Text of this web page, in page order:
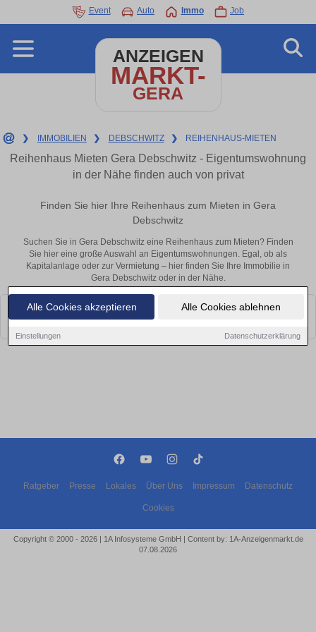
Alle Cookies akzeptieren Alle Cookies ablehnen
Einstellungen Datenschutzerklärung
Event Auto Immo Job
ANZEIGEN
MARKT-
GERA
❯ IMMOBILIEN ❯ DEBSCHWITZ ❯ REIHENHAUS-MIETEN
Reihenhaus Mieten Gera Debschwitz - Eigentumswohnung
in der Nähe finden auch von privat
Finden Sie hier Ihre Reihenhaus zum Mieten in Gera
Debschwitz
Suchen Sie in Gera Debschwitz eine Reihenhaus zum Mieten? Finden
Sie hier eine große Auswahl an Eigentumswohnungen. Egal, ob als
Kapitalanlage oder zur Vermietung – hier finden Sie Ihre Immobilie in
Gera Debschwitz oder in der Nähe.
Leider konnten wir derzeit keine passenden Objekte finden. Schauen Sie
bald wieder vorbei!
Ratgeber Presse Lokales Über Uns Impressum Datenschutz
Cookies
Copyright © 2000 - 2026 | 1A Infosysteme GmbH | Content by: 1A-Anzeigenmarkt.de
07.08.2026